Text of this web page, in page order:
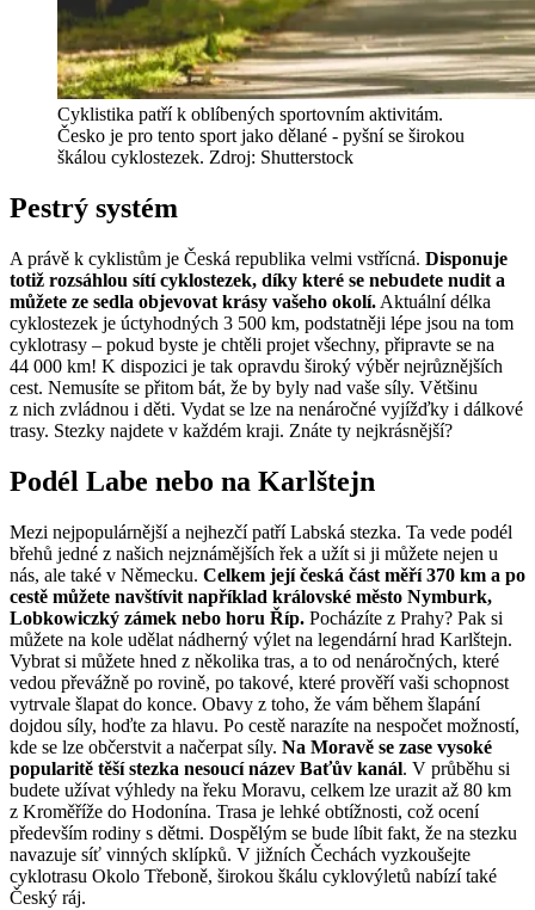
Cyklistika patří k oblíbených sportovním aktivitám.
Česko je pro tento sport jako dělané - pyšní se širokou
škálou cyklostezek. Zdroj: Shutterstock
Pestrý systém
A právě k cyklistům je Česká republika velmi vstřícná. Disponuje
totiž rozsáhlou sítí cyklostezek, díky které se nebudete nudit a
můžete ze sedla objevovat krásy vašeho okolí. Aktuální délka
cyklostezek je úctyhodných 3 500 km, podstatněji lépe jsou na tom
cyklotrasy – pokud byste je chtěli projet všechny, připravte se na
44 000 km! K dispozici je tak opravdu široký výběr nejrůznějších
cest. Nemusíte se přitom bát, že by byly nad vaše síly. Většinu
z nich zvládnou i děti. Vydat se lze na nenáročné vyjížďky i dálkové
trasy. Stezky najdete v každém kraji. Znáte ty nejkrásnější?
Podél Labe nebo na Karlštejn
Mezi nejpopulárnější a nejhezčí patří Labská stezka. Ta vede podél
břehů jedné z našich nejznámějších řek a užít si ji můžete nejen u
nás, ale také v Německu. Celkem její česká část měří 370 km a po
cestě můžete navštívit například královské město Nymburk,
Lobkowiczký zámek nebo horu Říp. Pocházíte z Prahy? Pak si
můžete na kole udělat nádherný výlet na legendární hrad Karlštejn.
Vybrat si můžete hned z několika tras, a to od nenáročných, které
vedou převážně po rovině, po takové, které prověří vaši schopnost
vytrvale šlapat do konce. Obavy z toho, že vám během šlapání
dojdou síly, hoďte za hlavu. Po cestě narazíte na nespočet možností,
kde se lze občerstvit a načerpat síly. Na Moravě se zase vysoké
popularitě těší stezka nesoucí název Baťův kanál. V průběhu si
budete užívat výhledy na řeku Moravu, celkem lze urazit až 80 km
z Kroměříže do Hodonína. Trasa je lehké obtížnosti, což ocení
především rodiny s dětmi. Dospělým se bude líbit fakt, že na stezku
navazuje síť vinných sklípků. V jižních Čechách vyzkoušejte
cyklotrasu Okolo Třeboně, širokou škálu cyklovýletů nabízí také
Český ráj.